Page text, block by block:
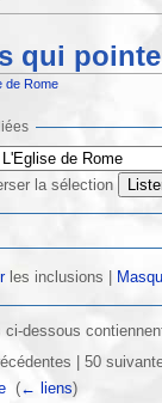
qui
de Rome
la sélection
les inclusions |
ci-dessous
| 50
‎ (← liens)